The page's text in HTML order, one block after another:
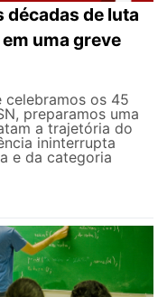
décadas de luta
uma greve
celebramos os 45
preparamos uma
a trajetória do
ininterrupta
e da categoria